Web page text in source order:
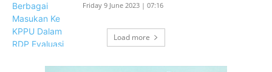
Friday 9 June 2023 | 07:16
Load more